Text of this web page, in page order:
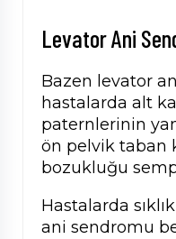
Levator Ani
Bazen levator
hastalarda alt
paternlerinin
ön pelvik taban
bozukluğu
Hastalarda
ani sendromu